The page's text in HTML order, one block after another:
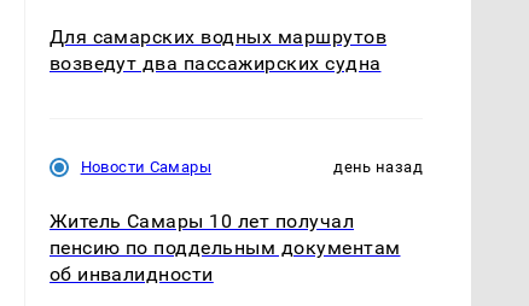
Для самарских водных маршрутов
возведут два пассажирских судна
Новости Самары день назад
Житель Самары 10 лет получал
пенсию по поддельным документам
об инвалидности